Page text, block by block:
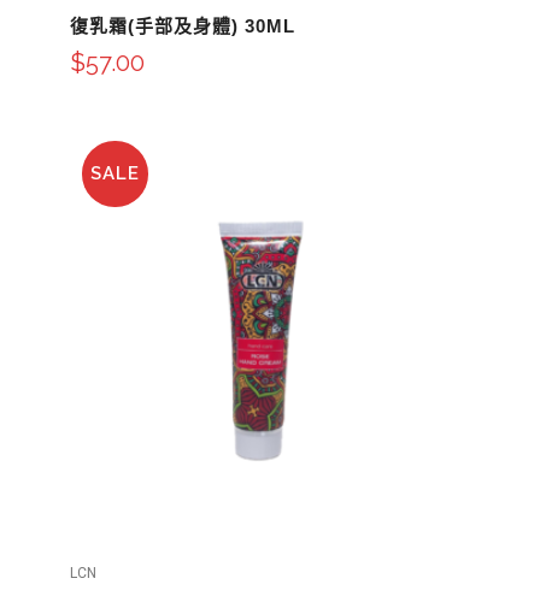
復乳霜(手部及身體) 30ML
$57.00
SALE
LCN